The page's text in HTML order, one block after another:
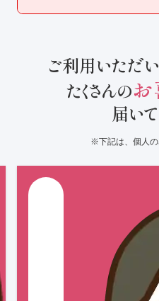
ご利用いただい
たくさんの
届い
下記は、個⼈の